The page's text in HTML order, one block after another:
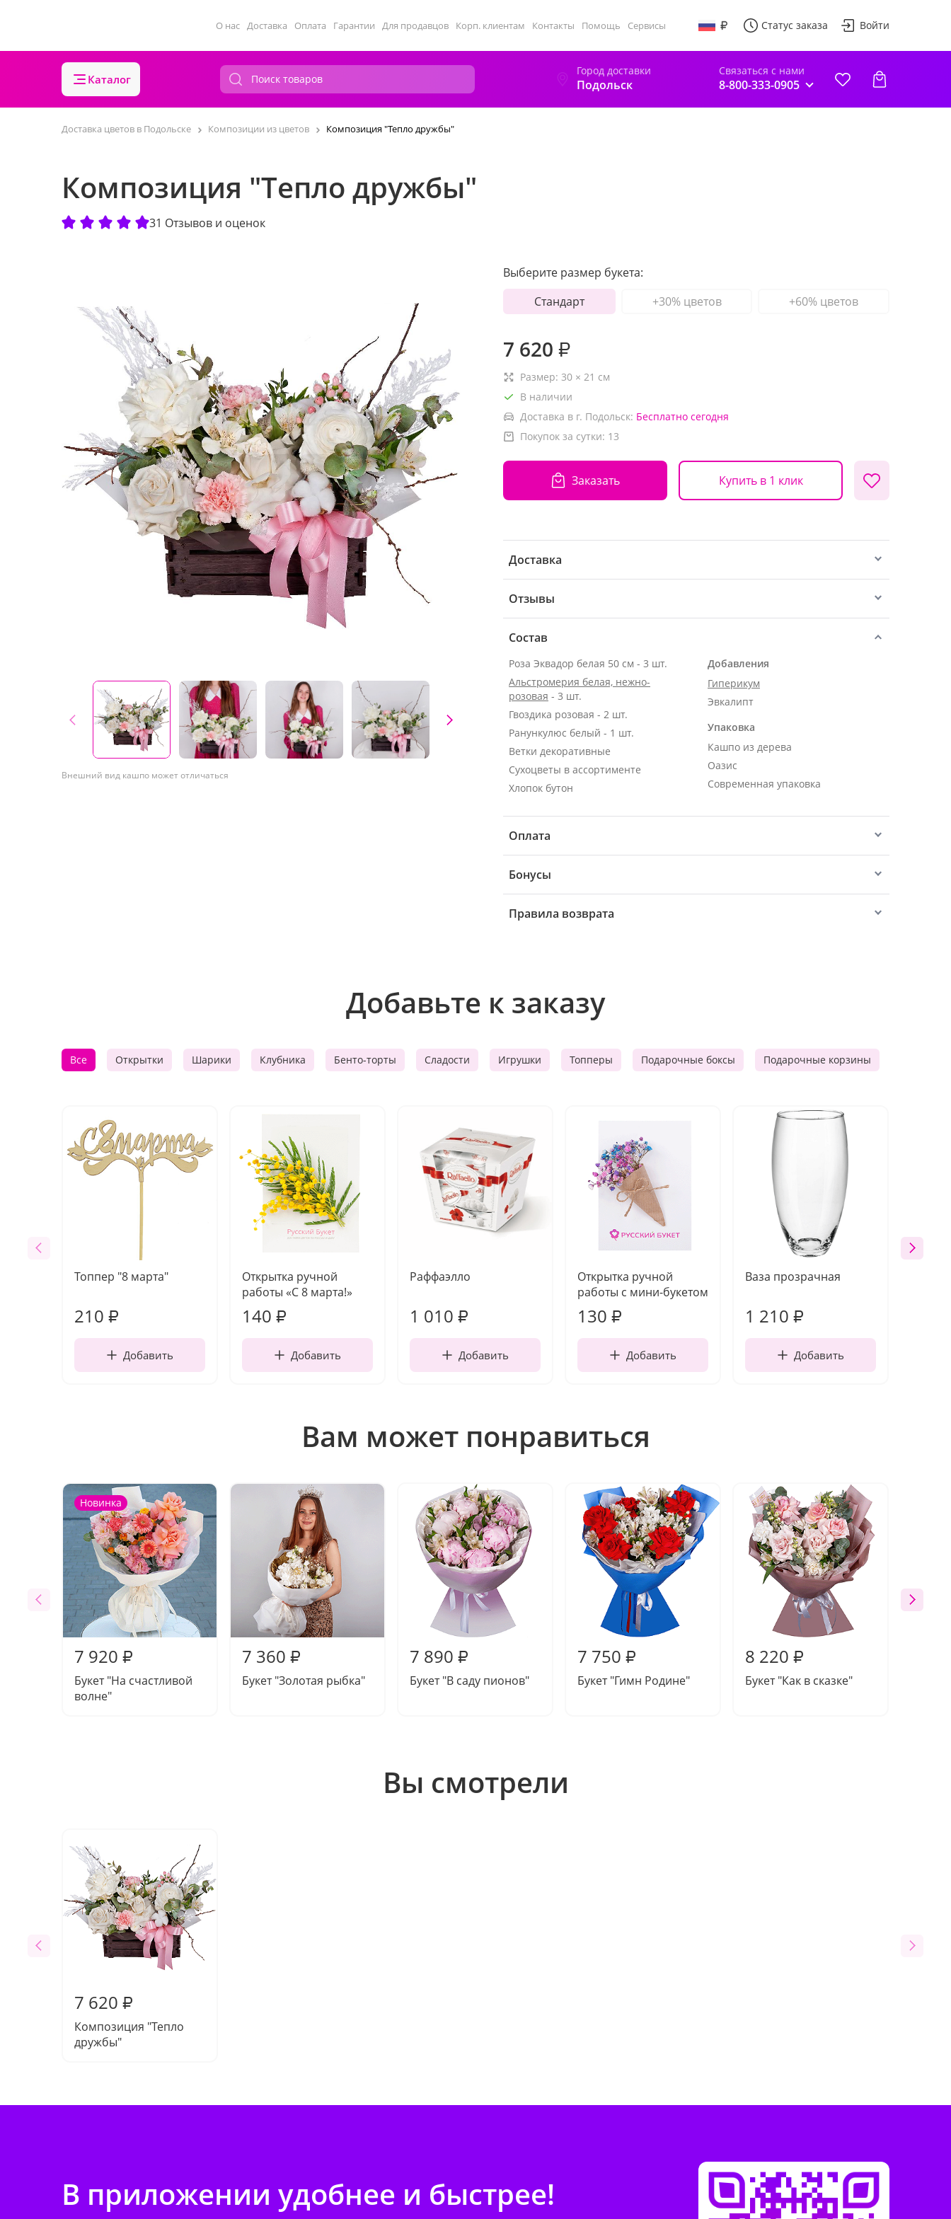
О нас Доставка Оплата Гарантии Для продавцов Корп. клиентам Контакты Помощь Сервисы Статус заказа Войти
Каталог
Город доставки
Подольск
Связаться с нами
8-800-333-0905
Доставка цветов в Подольске Композиции из цветов Композиция "Тепло дружбы"
Композиция "Тепло дружбы"
31 Отзывов и оценок
Внешний вид кашпо может отличаться
Выберите размер букета:
Стандарт
+30% цветов +60% цветов
7 620 ₽
Размер: 30 × 21 см
В наличии
Доставка в г. Подольск: Бесплатно сегодня
Покупок за сутки: 13
Заказать Купить в 1 клик
Доставка
Отзывы
Состав
Роза Эквадор белая 50 см - 3 шт.
Альстромерия белая, нежно-
розовая - 3 шт.
Гвоздика розовая - 2 шт.
Ранункулюс белый - 1 шт.
Ветки декоративные
Сухоцветы в ассортименте
Хлопок бутон
Добавления
Гиперикум
Эвкалипт
Упаковка
Кашпо из дерева
Оазис
Современная упаковка
Оплата
Бонусы
Правила возврата
Добавьте к заказу
Все Открытки Шарики Клубника Бенто-торты Сладости Игрушки Топперы Подарочные боксы Подарочные корзины
Топпер "8 марта"
210 ₽
Добавить
Открытка ручной
работы «С 8 марта!»
140 ₽
Добавить
Раффаэлло
1 010 ₽
Добавить
Открытка ручной
работы с мини-букетом
130 ₽
Добавить
Ваза прозрачная
1 210 ₽
Добавить
Вам может понравиться
Новинка
7 920 ₽
Букет "На счастливой
волне"
7 360 ₽
Букет "Золотая рыбка"
7 890 ₽
Букет "В саду пионов"
7 750 ₽
Букет "Гимн Родине"
8 220 ₽
Букет "Как в сказке"
Вы смотрели
7 620 ₽
Композиция "Тепло
дружбы"
В приложении удобнее и быстрее!